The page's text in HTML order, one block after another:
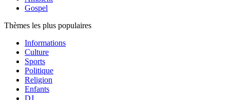
Gospel
Thèmes les plus populaires
Informations
Culture
Sports
Politique
Religion
Enfants
DJ